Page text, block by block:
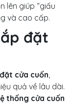
lên giúp “giấu
và cao cấp.
đặt
cửa cuốn,
quả về lâu dài.
thống cửa cuốn